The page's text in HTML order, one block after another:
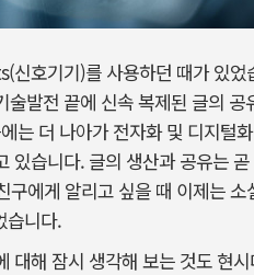
호기기)를 사용하던 때가 있었
발전 끝에 신속 복제된 글의 공
는 더 나아가 전자화 및 디지털
습니다. 글의 생산과 공유는
에게 알리고 싶을 때 이제는
습니다.
해 잠시 생각해 보는 것도 현